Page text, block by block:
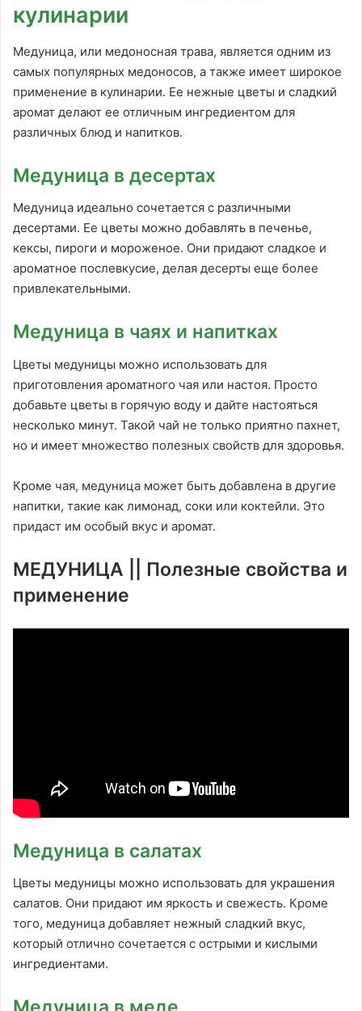
кулинарии
Медуница, или медоносная трава, является одним из
самых популярных медоносов, а также имеет широкое
применение в кулинарии. Ее нежные цветы и сладкий
аромат делают ее отличным ингредиентом для
различных блюд и напитков.
Медуница в десертах
Медуница идеально сочетается с различными
десертами. Ее цветы можно добавлять в печенье,
кексы, пироги и мороженое. Они придают сладкое и
ароматное послевкусие, делая десерты еще более
привлекательными.
Медуница в чаях и напитках
Цветы медуницы можно использовать для
приготовления ароматного чая или настоя. Просто
добавьте цветы в горячую воду и дайте настояться
несколько минут. Такой чай не только приятно пахнет,
но и имеет множество полезных свойств для здоровья.
Кроме чая, медуница может быть добавлена в другие
напитки, такие как лимонад, соки или коктейли. Это
придаст им особый вкус и аромат.
МЕДУНИЦА || Полезные свойства и
применение
Медуница в салатах
Цветы медуницы можно использовать для украшения
салатов. Они придают им яркость и свежесть. Кроме
того, медуница добавляет нежный сладкий вкус,
который отлично сочетается с острыми и кислыми
ингредиентами.